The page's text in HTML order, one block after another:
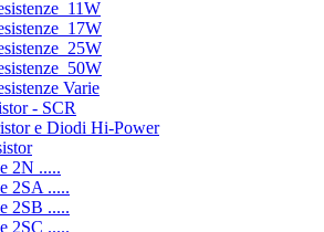
Varie
- SCR
e Diodi Hi-Power
2N .....
2SA .....
2SB .....
2SC .....